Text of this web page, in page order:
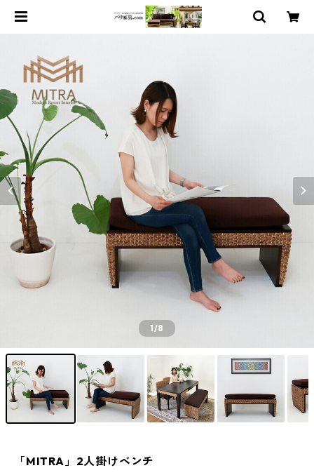
1/8
「MITRA」2人掛けベンチ